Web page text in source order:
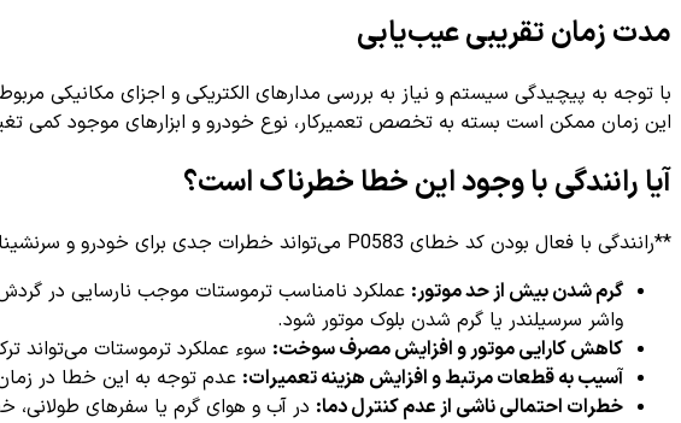
مدت زمان تقریبی عیب‌یابی
با توجه به پیچیدگی سیستم و نیاز به بررسی مدارهای الکتریکی و اجزای مکانیکی
این زمان ممکن است بسته به تخصص تعمیرکار، نوع خودرو و ابزارهای موجود کمی
آیا رانندگی با وجود این خطا خطرناک است؟
**رانندگی با فعال بودن کد خطای P0583 می‌تواند خطرات جدی برای خودرو و سرنشینان داشته باشد**. از جمله مهم‌ترین خطرات عبارتند از:
گرم شدن بیش از حد موتور: عملکرد نامناسب ترموستات موجب نارسایی در
واشر سرسیلندر یا گرم شدن بلوک موتور شود.
کاهش کارایی موتور و افزایش مصرف سوخت: سوء عملکرد ترموستات
آسیب به قطعات مرتبط و افزایش هزینه تعمیرات: عدم توجه به این خطا در
خطرات احتمالی ناشی از عدم کنترل دما: در آب و هوای گرم یا سفرهای طولانی،